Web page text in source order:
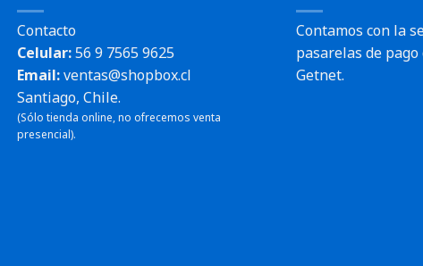
Contacto
Celular:56 9 7565 9625
Email:ventas@shopbox.cl
Santiago, Chile.
(Sólo tienda online, no ofrecemos venta
presencial).
Contamos con la
pasarelas de pago
Getnet.